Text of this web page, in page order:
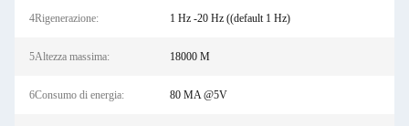
4Rigenerazione: 1 Hz -20 Hz ((default 1 Hz)
5Altezza massima: 18000 M
6Consumo di energia: 80 MA @5V